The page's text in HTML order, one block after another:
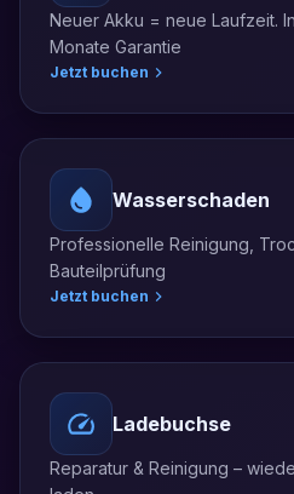
Neuer Akku = neue Laufzeit.
Monate Garantie
Jetzt buchen
Wasserschaden
Professionelle Reinigung,
Bauteilprüfung
Jetzt buchen
Ladebuchse
Reparatur & Reinigung –